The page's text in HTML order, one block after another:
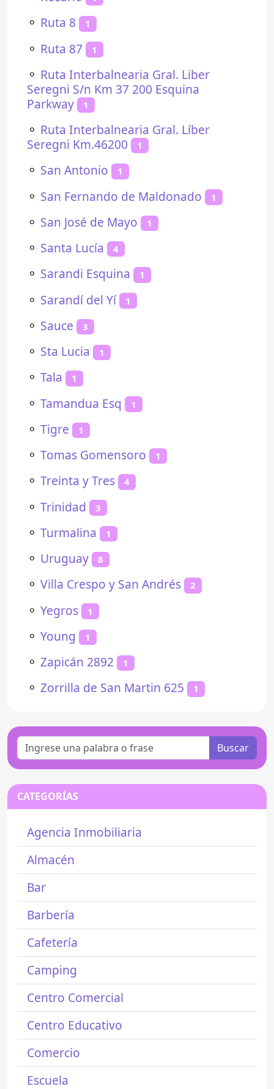
⚬ Ruta 8 1
⚬ Ruta 87 1
⚬ Ruta Interbalnearia Gral. Liber
Seregni S/n Km 37 200 Esquina
Parkway
1
⚬ Ruta Interbalnearia Gral. Líber
Seregni Km.46200
1
⚬ San Antonio 1
⚬ San Fernando de Maldonado 1
⚬ San José de Mayo 1
⚬ Santa Lucía 4
⚬ Sarandi Esquina 1
⚬ Sarandí del Yí 1
⚬ Sauce 3
⚬ Sta Lucia 1
⚬ Tala 1
⚬ Tamandua Esq 1
⚬ Tigre 1
⚬ Tomas Gomensoro 1
⚬ Treinta y Tres 4
⚬ Trinidad 3
⚬ Turmalina 1
⚬ Uruguay 8
⚬ Villa Crespo y San Andrés 2
⚬ Yegros 1
⚬ Young 1
⚬ Zapicán 2892 1
⚬ Zorrilla de San Martin 625 1
Buscar
CATEGORÍAS
Agencia Inmobiliaria
Almacén
Bar
Barbería
Cafetería
Camping
Centro Comercial
Centro Educativo
Comercio
Escuela